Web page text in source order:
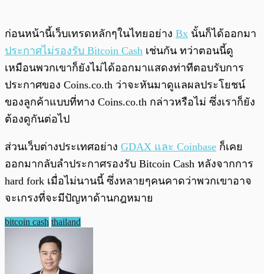
ก่อนหน้านี้เว็บเทรดหลักๆในไทยอย่าง Bx นั้นก็ได้ออกมา
ประกาศไม่รองรับ Bitcoin Cash เช่นกัน ทว่าตอนนี้ดู
เหมือนพวกเขาก็ยังไม่ได้ออกมาแสดงท่าทีตอบรับการ
ประกาศของ Coins.co.th ว่าจะหันมาดูแลผลประโยชน์
ของลูกค้าแบบที่ทาง Coins.co.th กล่าวหรือไม่ ซึ่งเราก็ยัง
ต้องดูกันต่อไป
ส่วนเว็บต่างประเทศอย่าง GDAX และ Coinbase ก็เคย
ออกมากลับลำประกาศรองรับ Bitcoin Cash หลังจากการ
hard fork เมื่อไม่นานนี้ ซึ่งหลายๆคนคาดว่าพวกเขาอาจ
จะเกรงที่จะมีปัญหาด้านกฎหมาย
bitcoin cash thailand